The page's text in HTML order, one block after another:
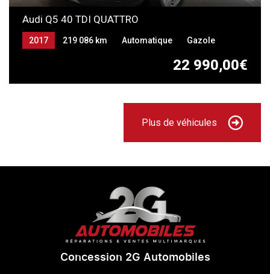
Audi Q5 40 TDI QUATTRO
22 990,00€
2017 219 086 km Automatique Gazole
Plus de véhicules
Concession 2G Automobiles